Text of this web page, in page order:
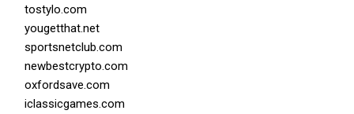
tostylo.com
yougetthat.net
sportsnetclub.com
newbestcrypto.com
oxfordsave.com
iclassicgames.com